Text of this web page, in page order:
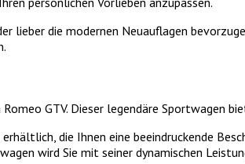
lieber die modernen Neuauflagen
GTV. Dieser legendäre Sportwagen
die Ihnen eine beeindruckende
wird Sie mit seiner dynamischen